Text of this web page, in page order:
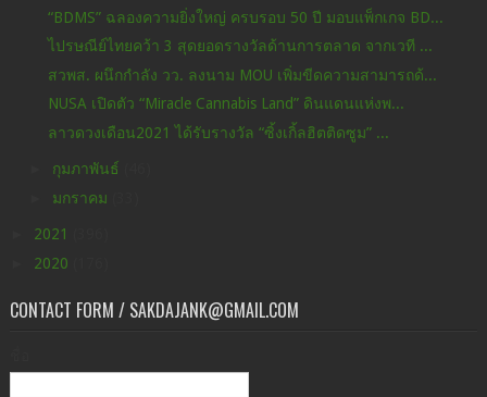
“BDMS” ฉลองความยิ่งใหญ่ ครบรอบ 50 ปี มอบแพ็กเกจ BD...
ไปรษณีย์ไทยคว้า 3 สุดยอดรางวัลด้านการตลาด จากเวที ...
สวพส. ผนึกกำลัง วว. ลงนาม MOU เพิ่มขีดความสามารถด้...
NUSA เปิดตัว “Miracle Cannabis Land” ดินแดนแห่งพ...
ลาวดวงเดือน2021 ได้รับรางวัล “ซิ้งเกิ้ลฮิตติดซูม” ...
กุมภาพันธ์
มกราคม
2021
2020
CONTACT FORM / SAKDAJANK@GMAIL.COM